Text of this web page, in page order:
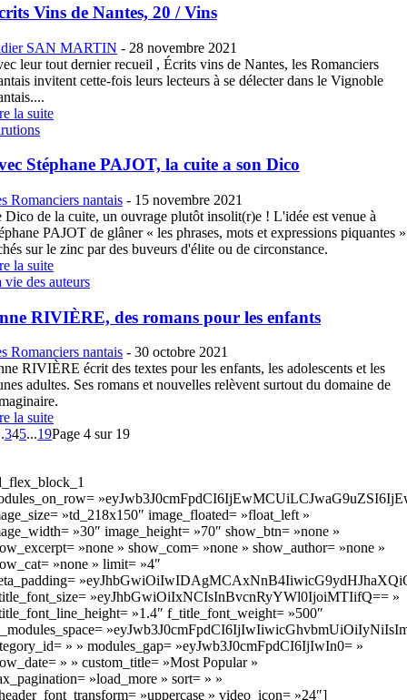
Vins de Nantes, 20 / Vins
SAN MARTIN - 28 novembre 2021
leur tout dernier recueil , Écrits vins de Nantes, les Romanciers
invitent cette-fois leurs lecteurs à se délecter dans le Vignoble
la suite
Stéphane PAJOT, la cuite a son Dico
Romanciers nantais - 15 novembre 2021
Dico de la cuite, un ouvrage plutôt insolit(r)e ! L'idée est venue à
PAJOT de glâner « les phrases, mots et expressions piquantes »
sur le zinc par des buveurs d'élite ou de circonstance.
la suite
vie des auteurs
RIVIÈRE, des romans pour les enfants
Romanciers nantais - 30 octobre 2021
RIVIÈRE écrit des textes pour les enfants, les adolescents et les
adultes. Ses romans et nouvelles relèvent surtout du domaine de
la suite
345...19Page 4 sur 19
»td_218x150″ image_floated= »float_left »
»30″ image_height= »70″ show_btn= »none »
»none » show_com= »none » show_author= »none »
»none » limit= »4″
»eyJhbGwiOiIxNCIsInBvcnRyYWl0IjoiMTIifQ== »
»1.4″ f_title_font_weight= »500″
» » modules_gap= »eyJwb3J0cmFpdCI6IjIwIn0= »
» » custom_title= »Most Popular »
»load_more » sort= » »
»uppercase » video_icon= »24″]